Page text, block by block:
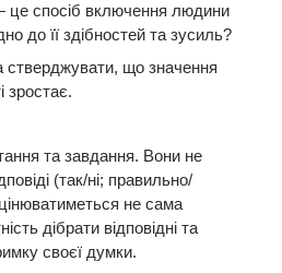
це спосіб включення людини
до її здібностей та зусиль?
що значення
зростає.
та завдання. Вони не
(так/ні; правильно/
не сама
дібрати відповідні та
своєї думки.